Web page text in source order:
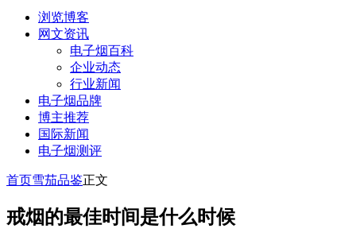
浏览博客
网文资讯
电子烟百科
企业动态
行业新闻
电子烟品牌
博主推荐
国际新闻
电子烟测评
首页雪茄品鉴正文
戒烟的最佳时间是什么时候